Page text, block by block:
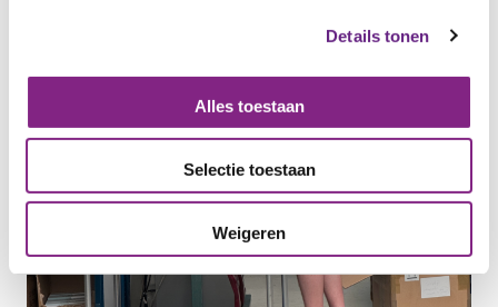
Details tonen
Alles toestaan
Selectie toestaan
Weigeren